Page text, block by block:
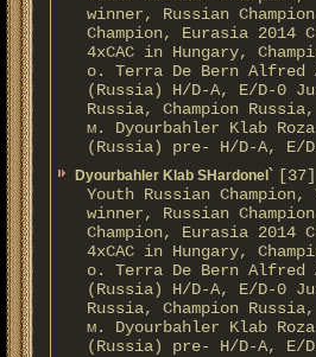
winner, Russian
Champion, Eurasia 2014
4xCAC in Hungary,
о. Terra De Bern Alfred
(Russia) H/D-A, E/D-0
Russia, Champion Russia,
м. Dyourbahler Klab
(Russia) pre- H/D-A, E/
Dyourbahler Klab SHardonel` [37]
Youth Russian Champion,
winner, Russian
Champion, Eurasia 2014
4xCAC in Hungary,
о. Terra De Bern Alfred
(Russia) H/D-A, E/D-0
Russia, Champion Russia,
м. Dyourbahler Klab
(Russia) pre- H/D-A, E/